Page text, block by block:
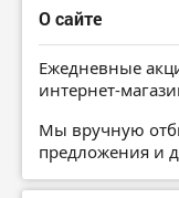
О сайте
Ежедневные
интернет-
Мы вручную
предложения и